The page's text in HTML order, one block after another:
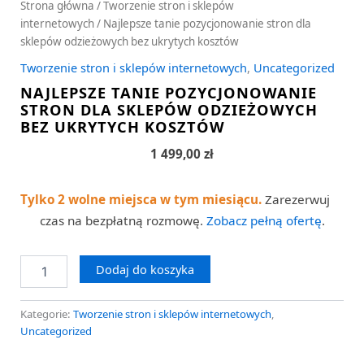
Strona główna /Tworzenie stron i sklepów
internetowych/ Najlepsze tanie pozycjonowanie stron dla
sklepów odzieżowych bez ukrytych kosztów
Tworzenie stron i sklepów internetowych, Uncategorized
NAJLEPSZE TANIE POZYCJONOWANIE
STRON DLA SKLEPÓW ODZIEŻOWYCH
BEZ UKRYTYCH KOSZTÓW
1 499,00 zł
Tylko 2 wolne miejsca w tym miesiącu. Zarezerwuj
czas na bezpłatną rozmowę. Zobacz pełną ofertę.
Dodaj do koszyka
Kategorie: Tworzenie stron i sklepów internetowych,
Uncategorized